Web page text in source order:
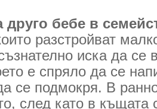
бебе в
разстройват
иска да се
е спряло да се
се подмокря. В
след като в